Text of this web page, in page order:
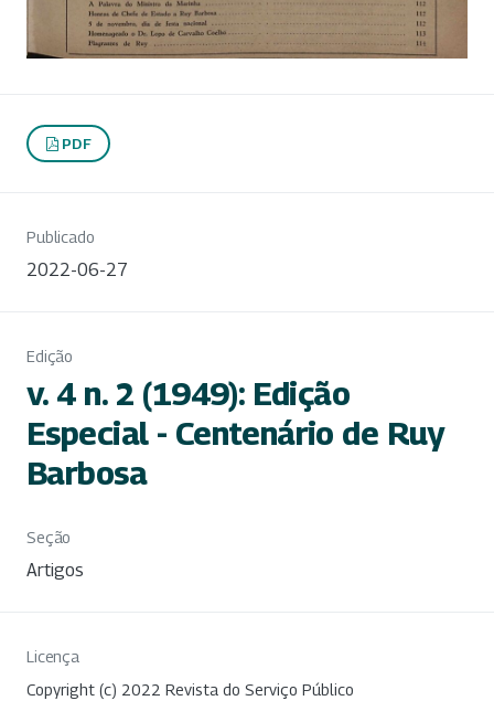
PDF
Publicado
2022-06-27
Edição
v. 4 n. 2 (1949): Edição
Especial - Centenário de Ruy
Barbosa
Seção
Artigos
Licença
Copyright (c) 2022 Revista do Serviço Público